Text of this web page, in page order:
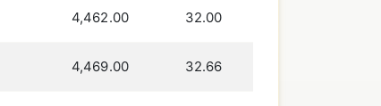
4,462.00 32.00
4,469.00 32.66